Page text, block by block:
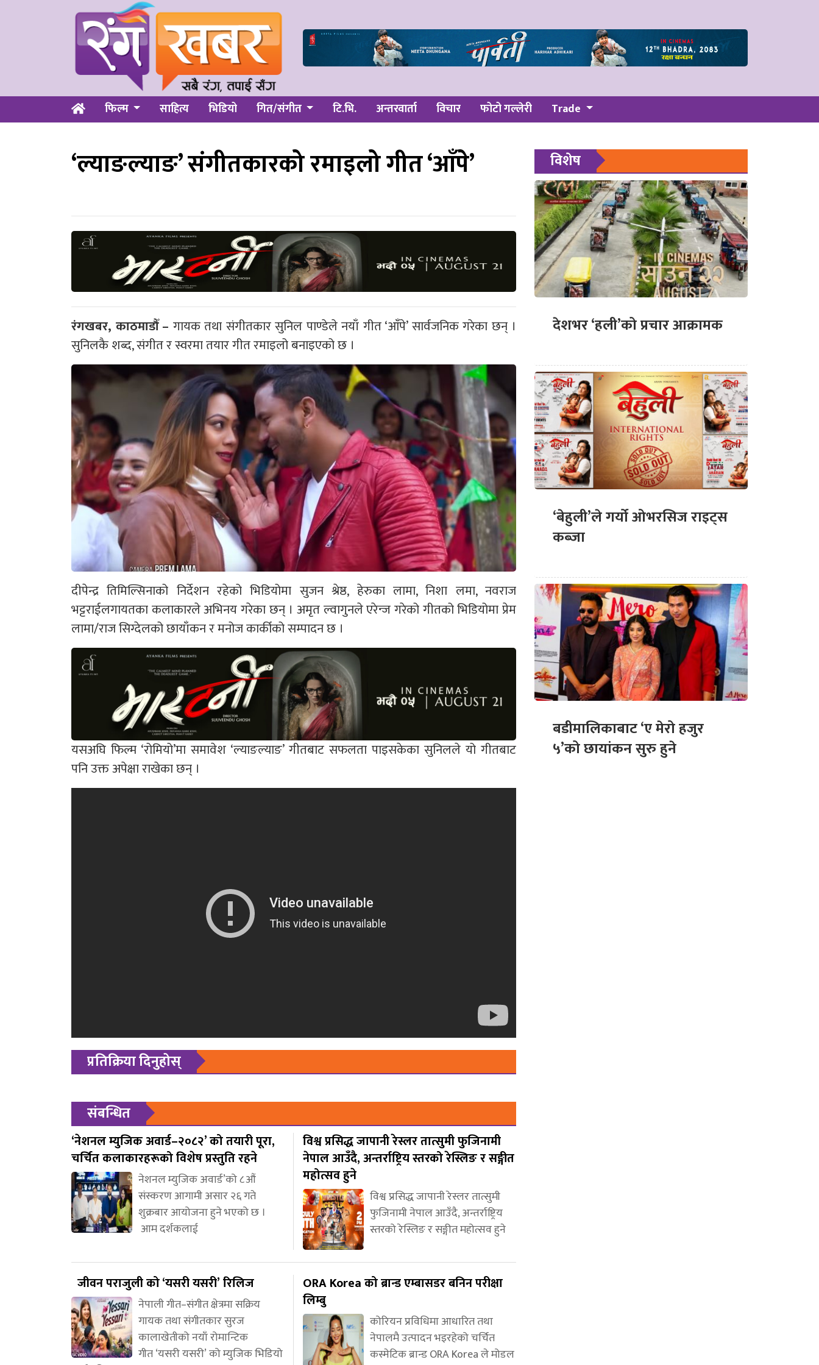
फिल्म साहित्य भिडियो गित/संगीत टि.भि. अन्तरवार्ता विचार फोटो गल्लेरी Trade
‘ल्याङल्याङ’ संगीतकारको रमाइलो गीत ‘आँपे’
रंगखबर, काठमाडौँ – गायक तथा संगीतकार सुनिल पाण्डेले नयाँ गीत ‘आँपे’ सार्वजनिक गरेका छन् ।
सुनिलकै शब्द, संगीत र स्वरमा तयार गीत रमाइलो बनाइएको छ ।
दीपेन्द्र तिमिल्सिनाको निर्देशन रहेको भिडियोमा सुजन श्रेष्ठ, हेरुका लामा, निशा लमा, नवराज
भट्टराईलगायतका कलाकारले अभिनय गरेका छन् । अमृत ल्वागुनले एरेन्ज गरेको गीतको भिडियोमा प्रेम
लामा/राज सिग्देलको छायाँकन र मनोज कार्कीको सम्पादन छ ।
यसअघि फिल्म ‘रोमियो’मा समावेश ‘ल्याङल्याङ’ गीतबाट सफलता पाइसकेका सुनिलले यो गीतबाट
पनि उक्त अपेक्षा राखेका छन् ।
प्रतिक्रिया दिनुहोस्
संबन्धित
‘नेशनल म्युजिक अवार्ड–२०८२’ को तयारी पूरा,
चर्चित कलाकारहरूको विशेष प्रस्तुति रहने
नेशनल म्युजिक अवार्ड’को ८औं
संस्करण आगामी असार २६ गते
शुक्रबार आयोजना हुने भएको छ ।
आम दर्शकलाई
विश्व प्रसिद्ध जापानी रेस्लर तात्सुमी फुजिनामी
नेपाल आउँदै, अन्तर्राष्ट्रिय स्तरको रेस्लिङ र सङ्गीत
महोत्सव हुने
विश्व प्रसिद्ध जापानी रेस्लर तात्सुमी
फुजिनामी नेपाल आउँदै, अन्तर्राष्ट्रिय
स्तरको रेस्लिङ र सङ्गीत महोत्सव हुने
जीवन पराजुली को ‘यसरी यसरी’ रिलिज
नेपाली गीत–संगीत क्षेत्रमा सक्रिय
गायक तथा संगीतकार सुरज
कालाखेतीको नयाँ रोमान्टिक
गीत ‘यसरी यसरी’ को म्युजिक भिडियो
ORA Korea को ब्रान्ड एम्बासडर बनिन परीक्षा
लिम्बु
कोरियन प्रविधिमा आधारित तथा
नेपालमै उत्पादन भइरहेको चर्चित
कस्मेटिक ब्रान्ड ORA Korea ले मोडल
विशेष
देशभर ‘हली’को प्रचार आक्रामक
‘बेहुली’ले गर्यो ओभरसिज राइट्स
कब्जा
बडीमालिकाबाट ‘ए मेरो हजुर
५’को छायांकन सुरु हुने